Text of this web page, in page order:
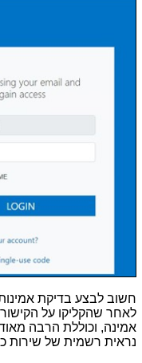
חשוב לבצע בדיקת
לאחר שהקליקו על
אמינה, וכוללת הרבה
נראית רשמית של שירות